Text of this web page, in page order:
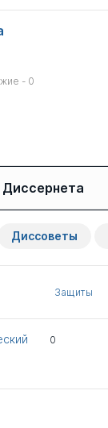
- 0
Диссоветы
Защиты
0